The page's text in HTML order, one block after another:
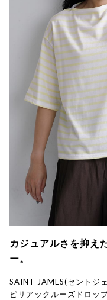
カジュアルさを抑え
ー。
SAINT JAMES(セントジ
ピリアックルーズドロッ